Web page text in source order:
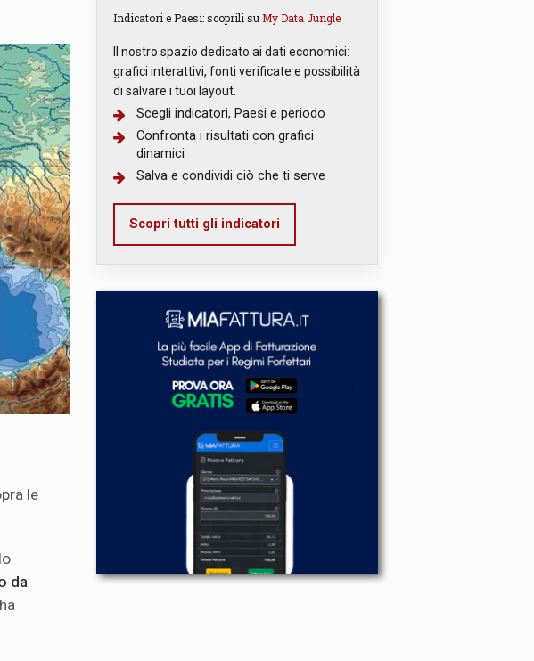
le
da
Indicatori e Paesi: scoprili su My Data Jungle
Il nostro spazio dedicato ai dati economici:
grafici interattivi, fonti verificate e possibilità
di salvare i tuoi layout.
Scegli indicatori, Paesi e periodo
Confronta i risultati con grafici
dinamici
Salva e condividi ciò che ti serve
Scopri tutti gli indicatori